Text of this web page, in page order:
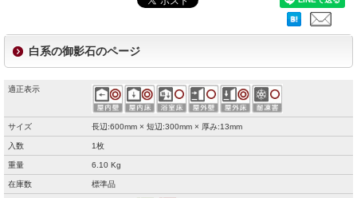
白系の御影石のページ
適正表示
サイズ 長辺:600mm × 短辺:300mm × 厚み:13mm
入数 1枚
重量 6.10 Kg
在庫数 標準品